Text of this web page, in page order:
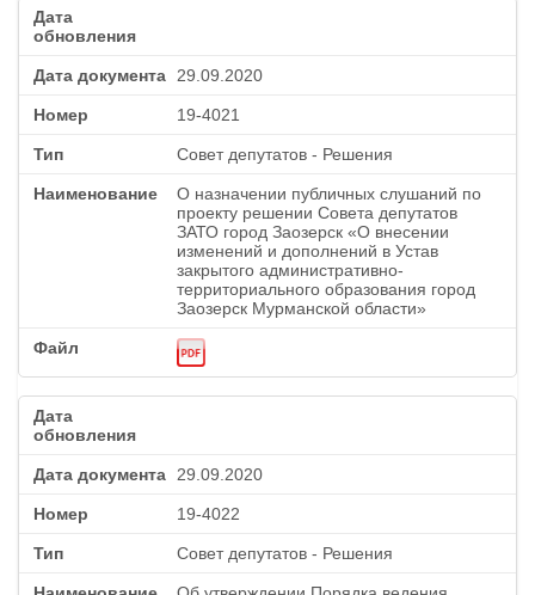
29.09.2020
19-4021
Совет депутатов - Решения
О назначении публичных слушаний по
проекту решении Совета депутатов
ЗАТО город Заозерск «О внесении
изменений и дополнений в Устав
закрытого административно-
территориального образования город
Заозерск Мурманской области»
29.09.2020
19-4022
Совет депутатов - Решения